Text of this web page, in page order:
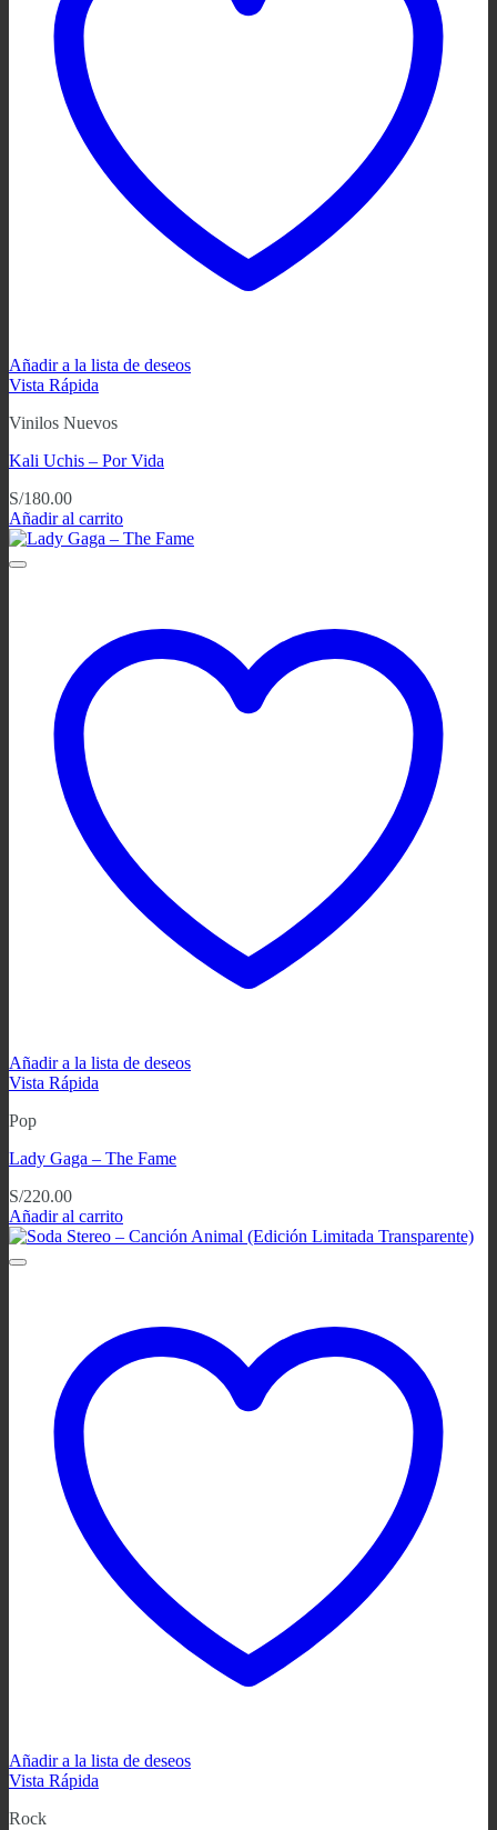
Añadir a la lista de deseos
Vista Rápida
Vinilos Nuevos
Kali Uchis – Por Vida
S/180.00
Añadir al carrito
Añadir a la lista de deseos
Vista Rápida
Pop
Lady Gaga ‎– The Fame
S/220.00
Añadir al carrito
Añadir a la lista de deseos
Vista Rápida
Rock